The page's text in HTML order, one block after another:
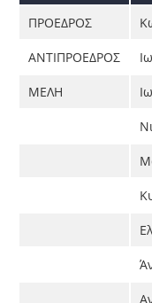
ΠΡΟΕΔΡΟΣ
ΑΝΤΙΠΡΟΕΔΡΟΣ
ΜΕΛΗ